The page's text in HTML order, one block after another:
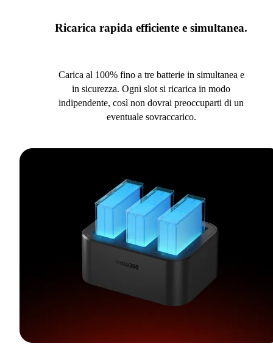
Ricarica rapida efficiente e simultanea.
Carica al 100% fino a tre batterie in simultanea e
in sicurezza. Ogni slot si ricarica in modo
indipendente, così non dovrai preoccuparti di un
eventuale sovraccarico.